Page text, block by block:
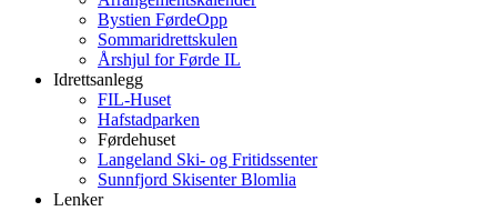
Bystien FørdeOpp
Sommaridrettskulen
Årshjul for Førde IL
Idrettsanlegg
FIL-Huset
Hafstadparken
Førdehuset
Langeland Ski- og Fritidssenter
Sunnfjord Skisenter Blomlia
Lenker